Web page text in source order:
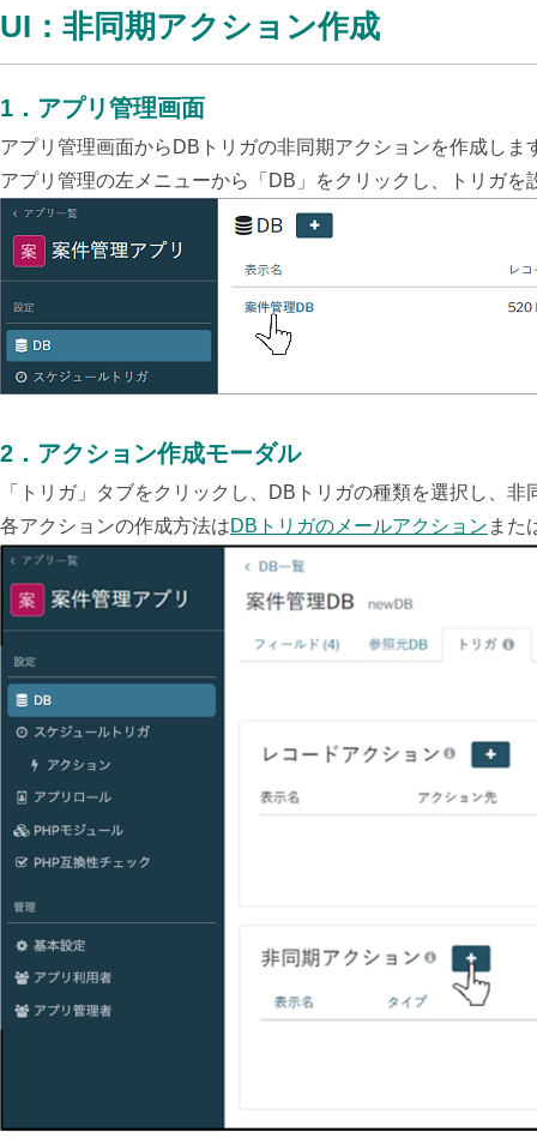
UI：非同期アクション作成
1 ． アプリ管理画面
アプリ管理画面からDBトリガの非同期アクションを作成しま
アプリ管理の左メニューから「DB」をクリックし、トリガを
2 ． アクション作成モーダル
「トリガ」タブをクリックし、DBトリガの種類を選択し、
各アクションの作成方法はDBトリガのメールアクション また